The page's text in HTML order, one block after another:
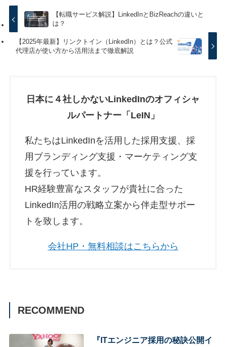
【転職サービス解説】LinkedInとBizReachの違いと
は？
【2025年最新】リンクトイン（LinkedIn）とは？公式
代理店が使い方から活用法まで徹底解説
日本に４社しかないLinkedInのオフィシャ
ルパートナー「LeIN」
私たちはLinkedInを活用した採用支援、採
用ブランディング支援・マーケティング支
援を行っています。
HR経験豊富なスタッフが貴社に合った
LinkedIn活用の戦略立案から伴走型サポー
トを致します。
会社HP・無料相談はこちらから
RECOMMEND
『ITエンジニア採用の秘訣公開イ